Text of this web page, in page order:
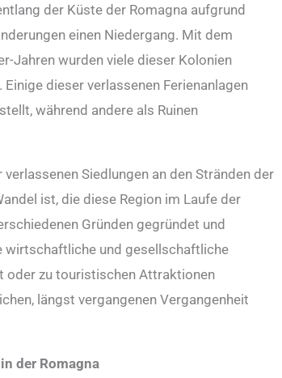
der Küste der Romagna aufgrund
einen Niedergang. Mit dem
Jahren wurden viele dieser Kolonien
dieser verlassenen Ferienanlagen
während andere als Ruinen
Siedlungen an den Stränden der
ist, die diese Region im Laufe der
Gründen gegründet und
wirtschaftliche und gesellschaftliche
oder zu touristischen Attraktionen
längst vergangenen Vergangenheit
der Romagna